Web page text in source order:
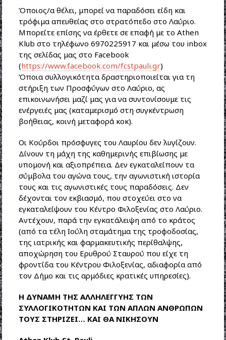
Όποιος/α θέλει, μπορεί να παραδόσει είδη και
τρόφιμα απευθείας στο στρατόπεδο στο Λαύριο.
Μπορείτε επίσης να έρθετε σε επαφή με το Athen
Klub στο τηλέφωνο 6970225917 και μέσω του inbox
της σελίδας μας στο Facebook
(https://www.facebook.com/fcstpauli.gr)
Όποια συλλογικότητα δραστηριοποιείται για τη
στήριξη των Προσφύγων στο Λαύριο, ας
επικοινωνήσει μαζί μας για να συντονίσουμε τις
ενέργειές μας (καταμερισμό στη συγκέντρωση
βοήθειας, κοινή μεταφορά κοκ).
Οι Κούρδοι πρόσφυγες του Λαυρίου δεν λυγίζουν.
Δίνουν τη μάχη της καθημερινής επιβίωσης με
υπομονή και αξιοπρέπεια. Δεν εγκαταλείπουν τα
σύμβολα του αγώνα τους, την αγωνιστική ιστορία
τους και τις αγωνιστικές τους παραδόσεις. Δεν
δέχονται τον εκβιασμό, που στοχεύει στο να
εγκαταλείψουν του Κέντρο Φιλοξενίας στο Λαύριο.
Αντέχουν, παρά την εγκατάλειψη από το κράτος
(από τα τέλη Ιούλη σταμάτημα της τροφοδοσίας,
της ιατρικής και φαρμακευτικής περίθαλψης,
αποχώρηση του Ερυθρού Σταυρού που είχε τη
φροντίδα του Κέντρου Φιλοξενίας, αδιαφορία από
τον Δήμο και τις αρμόδιες κρατικές υπηρεσίες).
Η ΔΥΝΑΜΗ ΤΗΣ ΑΛΛΗΛΕΓΓΥΗΣ ΤΩΝ
ΣΥΛΛΟΓΙΚΟΤΗΤΩΝ ΚΑΙ ΤΩΝ ΑΠΛΩΝ ΑΝΘΡΩΠΩΝ
ΤΟΥΣ ΣΤΗΡΙΖΕΙ… ΚΑΙ ΘΑ ΝΙΚΗΣΟΥΝ